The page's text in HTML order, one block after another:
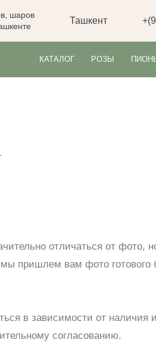
шаров
Ташкент
КАТАЛОГ РОЗЫ
отличаться от фото,
пришлем вам фото готового
в зависимости от наличия
согласованию.